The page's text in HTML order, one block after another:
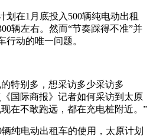
划在1月底投入500辆纯电动出租
辆左右。然而“节奏踩得不准”并
行动的唯一问题。
特别多，想采访多少采访多
国际商报》记者如何采访到太原
在不敢跑远，都在充电桩附近。”
纯电动出租车的使用，太原计划